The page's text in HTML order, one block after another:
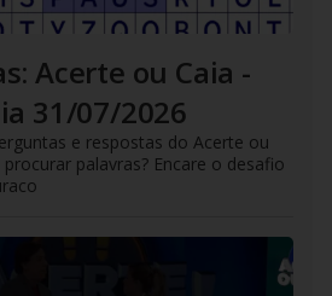
Acerte ou Caia -
31/07/2026
e respostas do Acerte ou
palavras? Encare o desafio